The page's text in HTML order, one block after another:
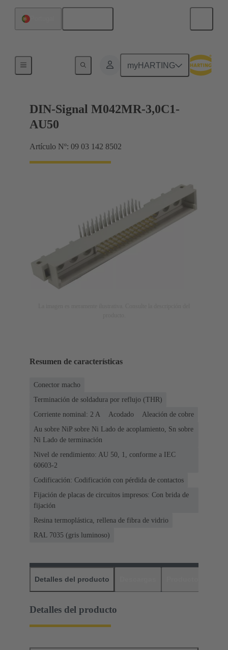
myHARTING
Terminación de placa madre a tarjeta hija
DIN-Signal M042MR-3,0C1-
AU50
Artículo Nº: 09 03 142 8502
Resumen de características
Conector macho
Terminación de soldadura por reflujo (THR)
Corriente nominal: ‌2 A
Acodado
Aleación de cobre
Au sobre NiP sobre Ni Lado de acoplamiento, Sn sobre
Ni Lado de terminación
Nivel de rendimiento: AU 50, 1, conforme a IEC
60603-2
Codificación: Codificación con pérdida de contactos
Fijación de placas de circuitos impresos: Con brida de
fijación
Resina termoplástica, rellena de fibra de vidrio
RAL 7035 (gris luminoso)
Detalles del producto
Detalles del producto